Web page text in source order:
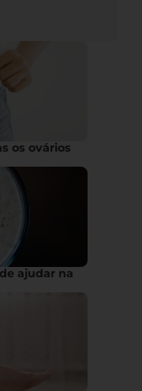
os ovários
ajudar na